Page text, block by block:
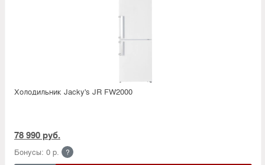
Холодильник Jacky's JR FW2000
78 990 руб.
Бонусы: 0 р. ?